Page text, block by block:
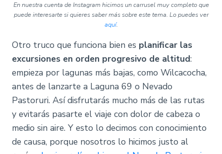
En nuestra cuenta de Instagram hicimos un carrusel muy completo que
puede interesarte si quieres saber más sobre este tema. Lo puedes ver
aquí.
Otro truco que funciona bien es planificar las
excursiones en orden progresivo de altitud:
empieza por lagunas más bajas, como Wilcacocha,
antes de lanzarte a Laguna 69 o Nevado
Pastoruri. Así disfrutarás mucho más de las rutas
y evitarás pasarte el viaje con dolor de cabeza o
medio sin aire. Y esto lo decimos con conocimiento
de causa, porque nosotros lo hicimos justo al